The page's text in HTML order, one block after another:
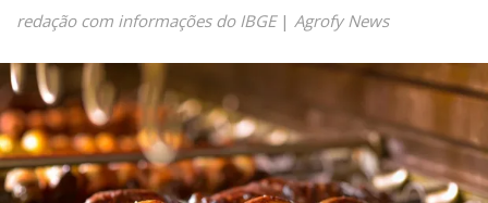
redação com informações do IBGE| Agrofy News